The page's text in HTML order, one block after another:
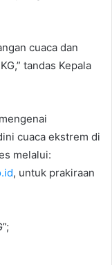
cuaca dan
tandas Kepala
cuaca ekstrem di
melalui:
, untuk prakiraan